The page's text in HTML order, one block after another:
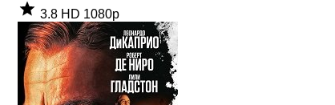
3.8 HD 1080p